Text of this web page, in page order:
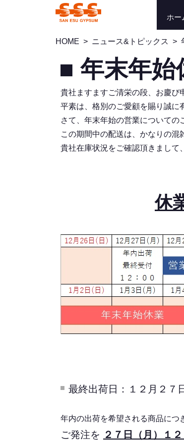
ホー
HOME > ニュース&トピックス >
年末年始
貴社ますますご清栄の段、お慶び
平素は、格別のご愛顧を賜り誠に
さて、年末年始の営業についての
この期間中の配送は、かなりの混
貴社在庫状況をご確認頂きまして
休
最終出荷日：１２月２７
年内の出荷を希望される商品につ
ご発注を ２７日（月）１